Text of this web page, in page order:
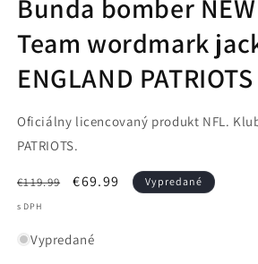
Bunda bomber NEW
Team wordmark
ENGLAND
Oficiálny licencovaný produkt NFL. Klub
PATRIOTS.
Normálna
cena
€119.99
Cena
€69.99 Vypredané
s DPH
Vypredané